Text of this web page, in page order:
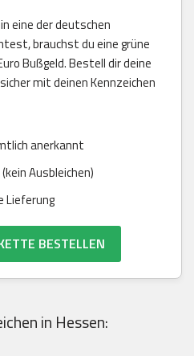
eine der deutschen
brauchst du eine grüne
Bußgeld. Bestell dir deine
mit deinen Kennzeichen
anerkannt
Ausbleichen)
Lieferung
BESTELLEN
in Hessen: